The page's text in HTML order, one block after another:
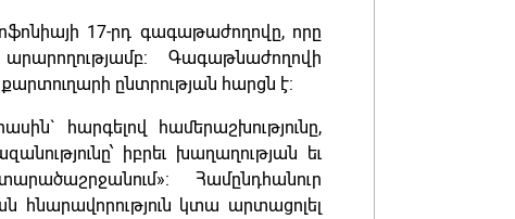
17-րդ գագաթաժողովը, որը
Գագաթնաժողովի
ընտրության հարցն է:
հարգելով համերաշխությունը,
իբրեւ խաղաղության եւ
Համընդհանուր
կտա արտացոլել